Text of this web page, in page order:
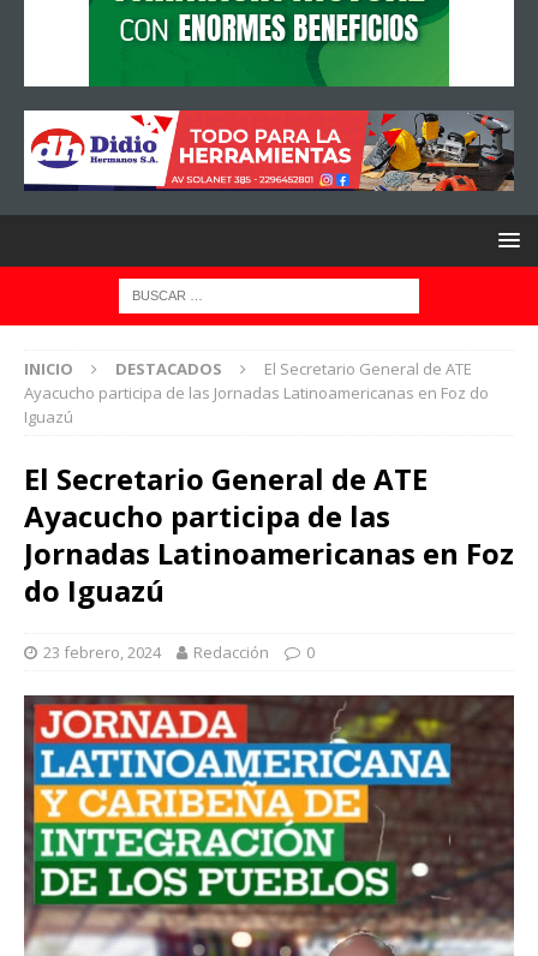
INICIO DESTACADOS
El Secretario General de ATE
Ayacucho participa de las Jornadas Latinoamericanas en Foz do
Iguazú
El Secretario General de ATE
Ayacucho participa de las
Jornadas Latinoamericanas en Foz
do Iguazú
23 febrero, 2024 Redacción 0